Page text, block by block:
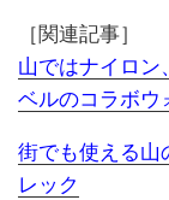
［関連記事］
山ではナイロン
ベルのコラボウ
街でも使える山
レック